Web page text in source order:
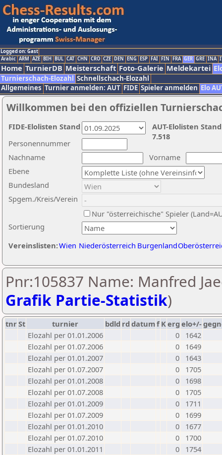
Logged on: Gast
Arabic ARM AZE BIH BUL CAT CHN CRO CZE DEN ENG ESP FAI FIN FRA GER GRE INA
Home TurnierDB Meisterschaft Foto-Galerie Meldekartei
Turnierschach-Elozahl Schnellschach-Elozahl
Allgemeines Turnier anmelden: AUT FIDE Spieler anmelden Elo
Willkommen bei den offiziellen
Nachname
Vorname
Ebene
Sortierung
Personennummer
Bundesland
Spgem./Kreis/Verein
Nur "österreichische" Spieler
Vereinslisten:Wien Niederösterreich Burgenland
AUT-Elolisten
7.518
FIDE-Elolisten Stand
Pnr:105837 Name: Manfred
Grafik Partie-Statistik)
tnrSt turnier bdld rd datumf Kerg elo+/-
Elozahl per 01.01.2006
0
1642
Elozahl per 01.07.2006
0
1649
Elozahl per 01.01.2007
0
1643
Elozahl per 01.07.2007
0
1705
Elozahl per 01.01.2008
0
1698
Elozahl per 01.07.2008
0
1705
Elozahl per 01.01.2009
0
1711
Elozahl per 01.07.2009
0
1699
Elozahl per 01.01.2010
0
1677
Elozahl per 01.07.2010
0
1700
Elozahl per 01.01.2011
0
1754